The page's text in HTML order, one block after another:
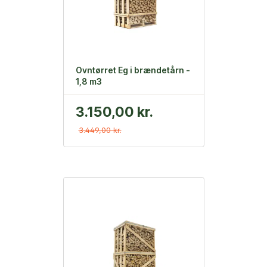
Ovntørret Eg i brændetårn -
1,8 m3
3.150,00 kr.
3.449,00 kr.